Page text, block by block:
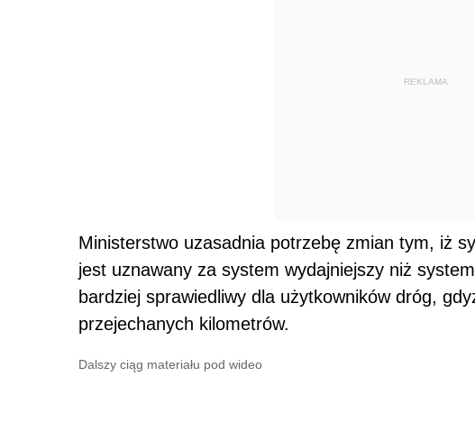
REKLAMA
Ministerstwo uzasadnia potrzebę zmian tym, iż
jest uznawany za system wydajniejszy niż
bardziej sprawiedliwy dla użytkowników dróg,
przejechanych kilometrów.
Dalszy ciąg materiału pod wideo